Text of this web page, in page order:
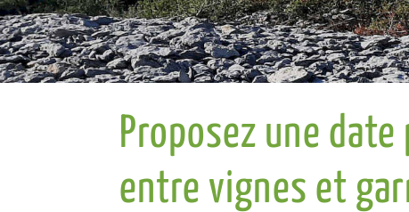
Proposez une
entre vignes et